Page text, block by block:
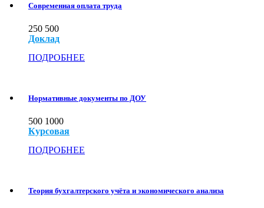
Современная оплата труда
250 500
Доклад
ПОДРОБНЕЕ
Нормативные документы по ДОУ
500 1000
Курсовая
ПОДРОБНЕЕ
Теория бухгалтерского учёта и экономического анализа